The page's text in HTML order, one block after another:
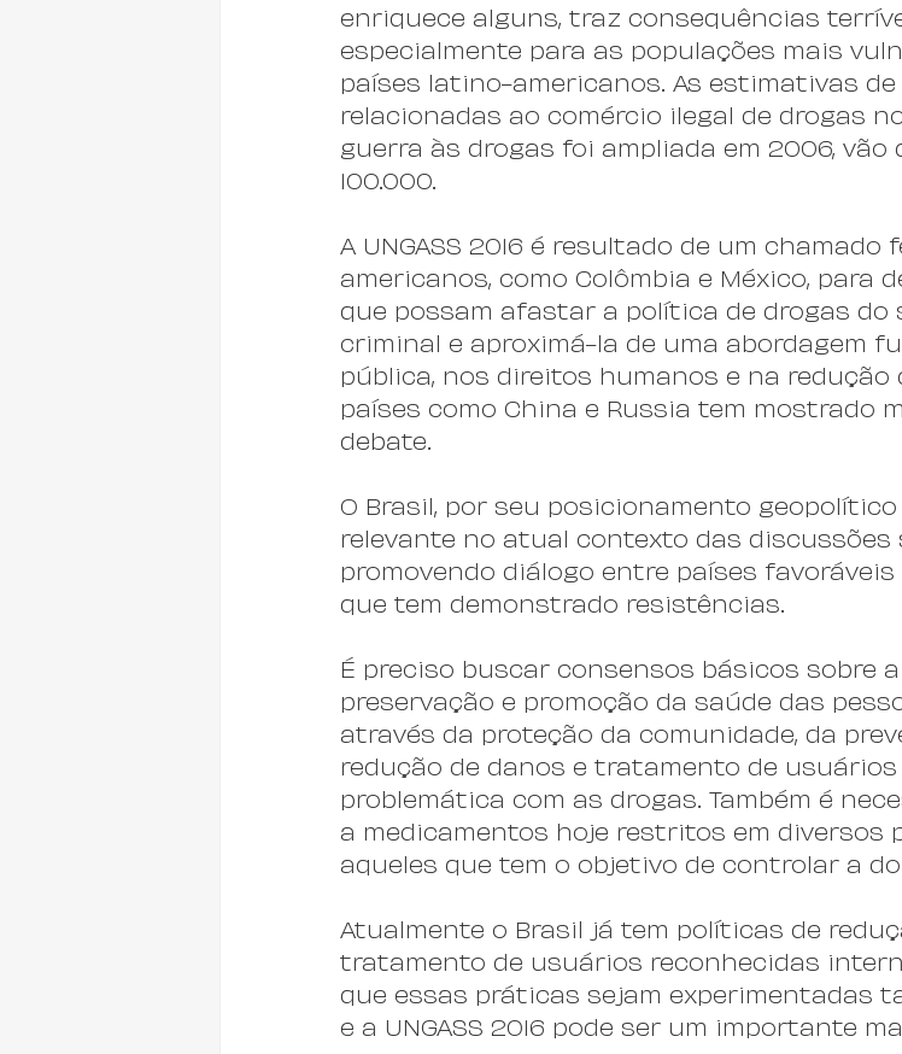
enriquece alguns, traz consequências
especialmente para as populações mais
países latino-americanos. As estimativas
relacionadas ao comércio ilegal de drogas
guerra às drogas foi ampliada em 2006, vão
100.000.
A UNGASS 2016 é resultado de um
americanos, como Colômbia e México, para
que possam afastar a política de drogas do
criminal e aproximá-la de uma abordagem
pública, nos direitos humanos e na redução
países como China e Russia tem mostrado
debate.
O Brasil, por seu posicionamento
relevante no atual contexto das discussões
promovendo diálogo entre países
que tem demonstrado resistências.
É preciso buscar consensos básicos sobre
preservação e promoção da saúde das
através da proteção da comunidade, da
redução de danos e tratamento de
problemática com as drogas. Também é
a medicamentos hoje restritos em diversos
aqueles que tem o objetivo de controlar a
Atualmente o Brasil já tem políticas de
tratamento de usuários reconhecidas
que essas práticas sejam experimentadas
e a UNGASS 2016 pode ser um importante